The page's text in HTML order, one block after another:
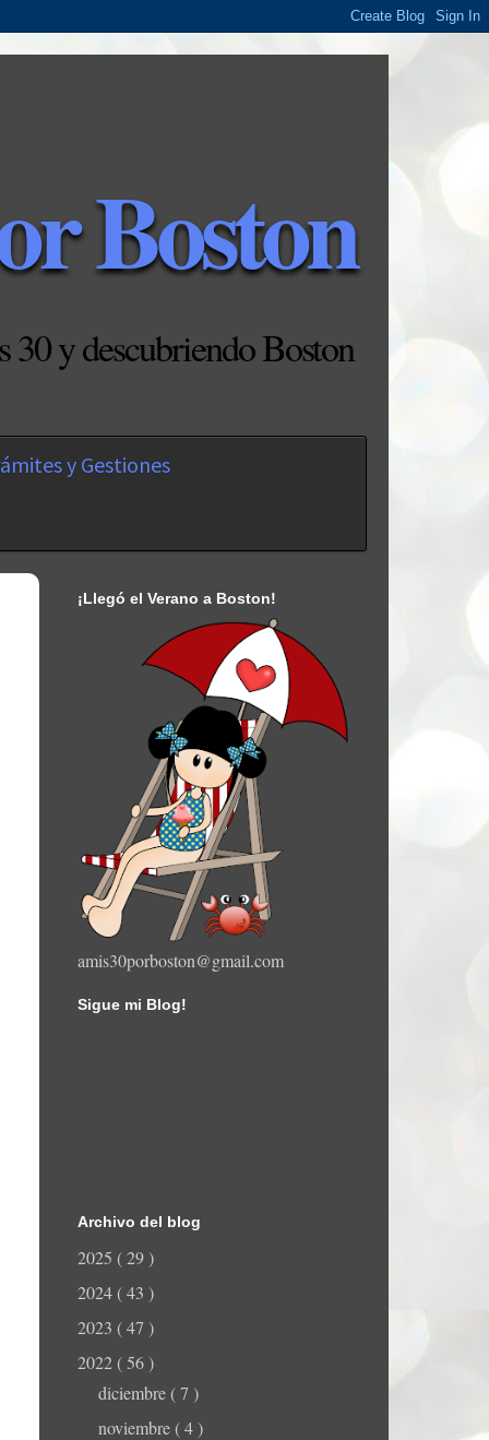
Boston
30 y descubriendo Boston
y Gestiones
¡Llegó el Verano a Boston!
amis30porboston@gmail.com
Sigue mi Blog!
Archivo del blog
2025 ( 29 )
2024 ( 43 )
2023 ( 47 )
2022 ( 56 )
diciembre ( 7 )
noviembre ( 4 )